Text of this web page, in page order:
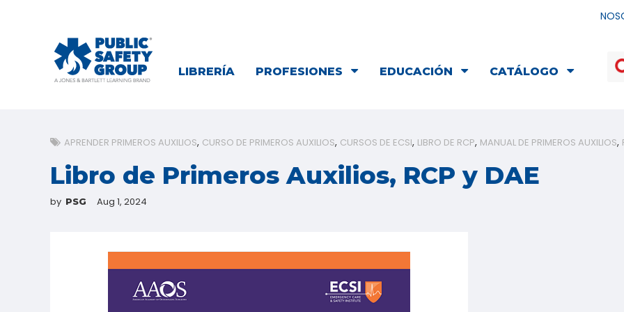
LIBRERÍA PROFESIONES EDUCACIÓN CATÁLOGO
APRENDER PRIMEROS AUXILIOS CURSO DE PRIMEROS AUXILIOS CURSOS DE ECSI LIBRO DE RCP MANUAL DE PRIMEROS AUXILIOS
Libro de Primeros Auxilios, RCP y DAE
by PSG Aug 1, 2024